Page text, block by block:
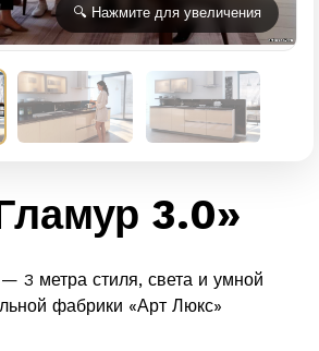
🔍 Нажмите для увеличения
3.0»
3 метра стиля, света и умной
фабрики «Арт Люкс»